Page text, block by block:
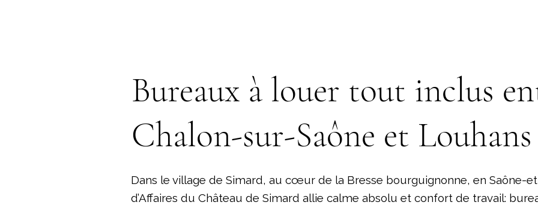
Bureaux à louer tout inclus
Chalon-sur-Saône et Louhans
Dans le village de Simard, au cœur de la Bresse bourguignonne, en Saône-
d’Affaires du Château de Simard allie calme absolu et confort de travail: